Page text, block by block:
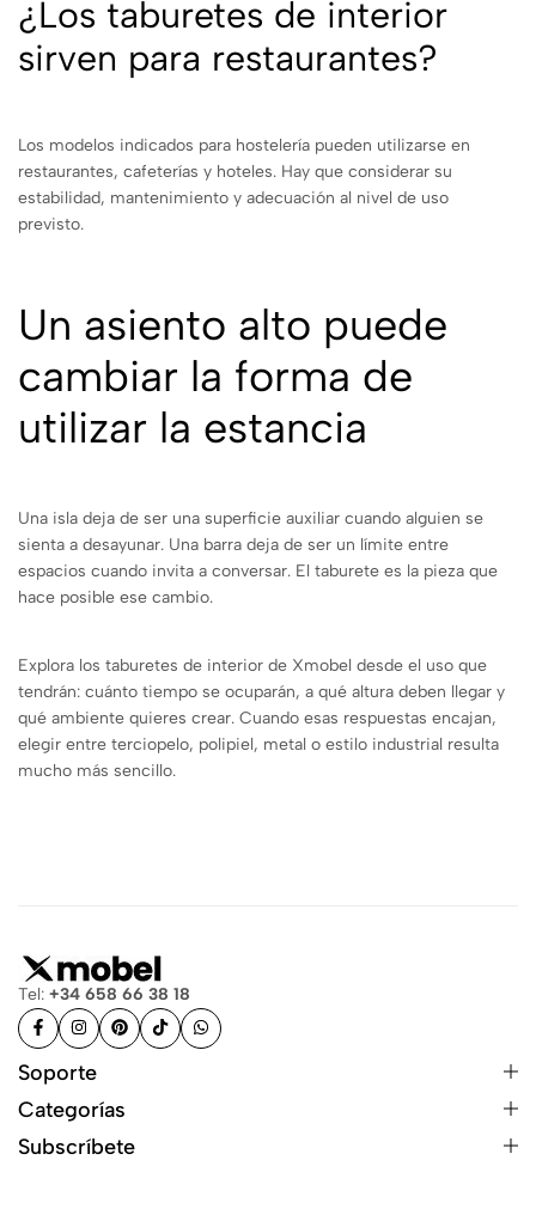
¿Los taburetes de interior
sirven para restaurantes?
Los modelos indicados para hostelería pueden utilizarse en
restaurantes, cafeterías y hoteles. Hay que considerar su
estabilidad, mantenimiento y adecuación al nivel de uso
previsto.
Un asiento alto puede
cambiar la forma de
utilizar la estancia
Una isla deja de ser una superficie auxiliar cuando alguien se
sienta a desayunar. Una barra deja de ser un límite entre
espacios cuando invita a conversar. El taburete es la pieza que
hace posible ese cambio.
Explora los taburetes de interior de Xmobel desde el uso que
tendrán: cuánto tiempo se ocuparán, a qué altura deben llegar y
qué ambiente quieres crear. Cuando esas respuestas encajan,
elegir entre terciopelo, polipiel, metal o estilo industrial resulta
mucho más sencillo.
Tel: +34 658 66 38 18
Soporte
Categorías
Subscríbete